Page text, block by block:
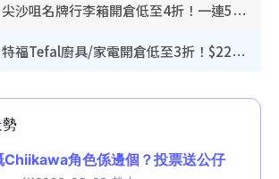
開倉優惠｜尖沙咀名牌行李箱開倉低至4折！一連5日 American Tourister/ace./Hallmark $200起！
廚具開倉｜特福Tefal廚具/家電開倉低至3折！$220起買平底鍋/炒鑊/湯煲！電飯煲/吸塵機/燙斗$418起